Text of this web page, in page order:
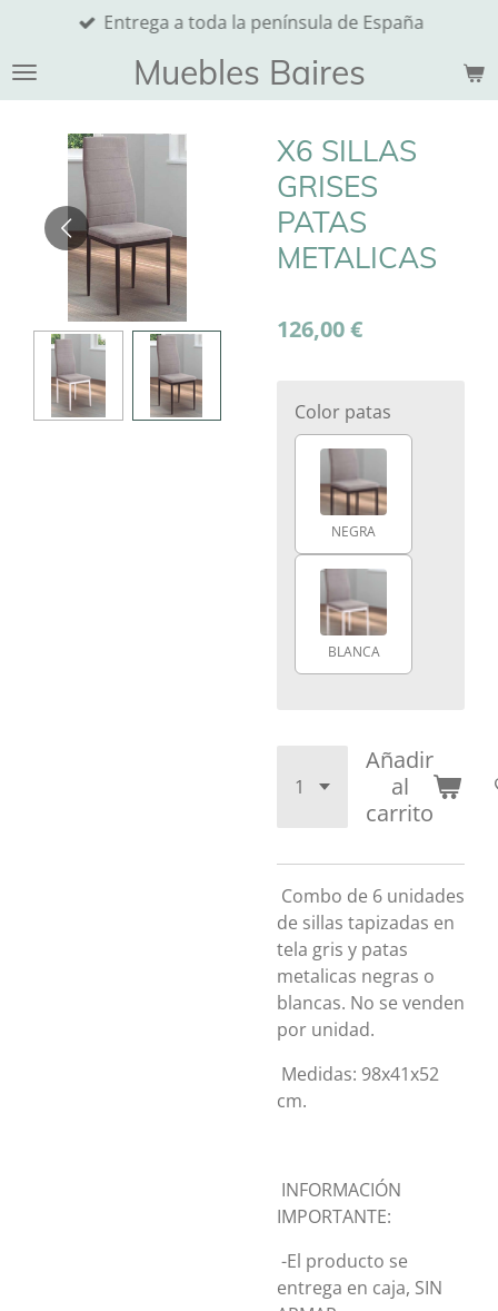
contenido
principal
Muebles Baires
Entrega a toda la península de España
X6 SILLAS
GRISES
PATAS
METALICAS
126,00 €
Color patas
NEGRA
BLANCA
Añadir
al
carrito
Combo de 6 unidades
de sillas tapizadas en
tela gris y patas
metalicas negras o
blancas. No se venden
por unidad.
Medidas: 98x41x52
cm.
INFORMACIÓN
IMPORTANTE:
-El producto se
entrega en caja, SIN